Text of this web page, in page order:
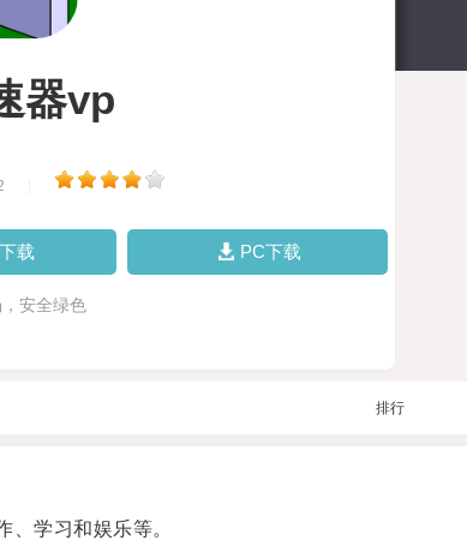
器vp
载 PC下载
安全绿色
排行
学习和娱乐等。